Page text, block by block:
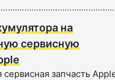
на
сервисную
сервисная запчасть